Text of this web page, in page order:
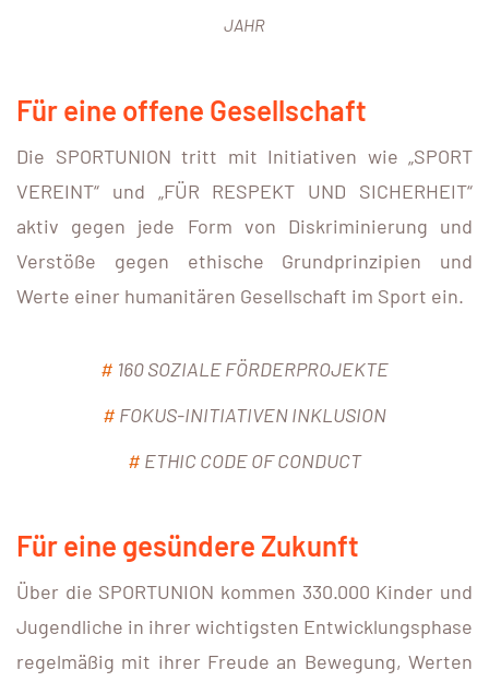
JAHR
Für eine offene Gesellschaft
Die SPORTUNION tritt mit Initiativen wie „SPORT
VEREINT“ und „FÜR RESPEKT UND SICHERHEIT“
aktiv gegen jede Form von Diskriminierung und
Verstöße gegen ethische Grundprinzipien und
Werte einer humanitären Gesellschaft im Sport ein.
# 160 SOZIALE FÖRDERPROJEKTE
# FOKUS-INITIATIVEN INKLUSION
# ETHIC CODE OF CONDUCT
Für eine gesündere Zukunft
Über die SPORTUNION kommen 330.000 Kinder und
Jugendliche in ihrer wichtigsten Entwicklungsphase
regelmäßig mit ihrer Freude an Bewegung, Werten